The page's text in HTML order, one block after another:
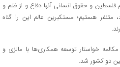
و حقوق انسانی آنها دفاع و از ظلم و
هستیم؛ مستکبرین عالم این را گناه
خواستار توسعه همکاری‌ها با مالزی و
دو کشور شد.